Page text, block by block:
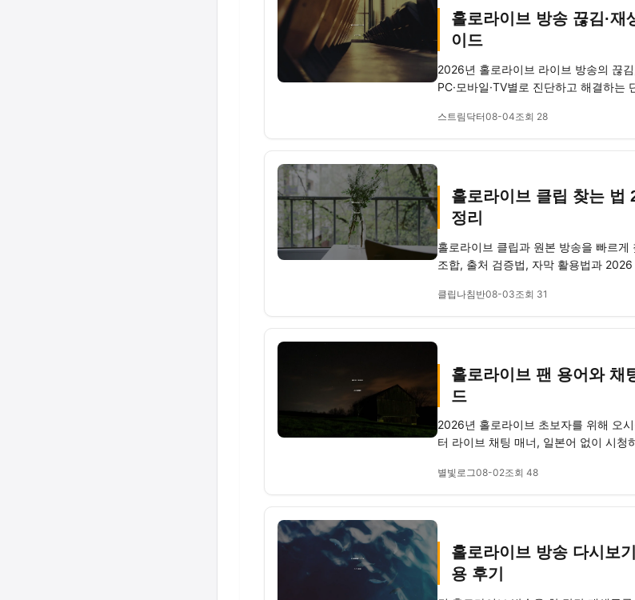
홀로라이브 방송 끊김·
이드
2026년 홀로라이브 라이브 방송의 끊
PC·모바일·TV별로 진단하고 해결하는
스트림닥터08-04조회 28
홀로라이브 클립 찾는 법
정리
홀로라이브 클립과 원본 방송을 빠르
조합, 출처 검증법, 자막 활용법과
클립나침반08-03조회 31
홀로라이브 팬 용어와 채
드
2026년 홀로라이브 초보자를 위해 오
터 라이브 채팅 매너, 일본어 없이 시청
별빛로그08-02조회 48
홀로라이브 방송 다시보
용 후기